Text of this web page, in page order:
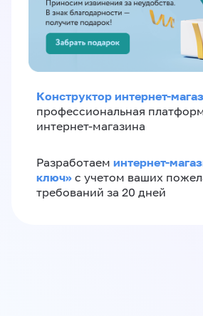
Конструктор интернет-
профессиональная
интернет-магазина
Разработаем интернет-
ключ»‎ с учетом ваших
требований за 20 дней